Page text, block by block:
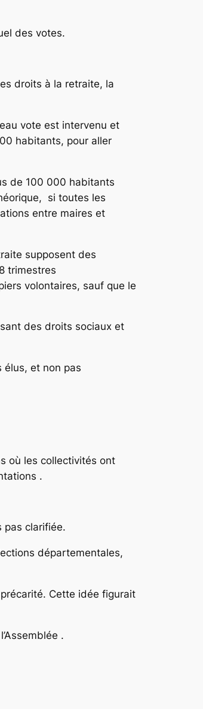
des votes.
droits à la retraite, la
vote est intervenu et
habitants, pour aller
de 100 000 habitants
si toutes les
entre maires et
supposent des
trimestres
volontaires, sauf que le
des droits sociaux et
élus, et non pas
où les collectivités ont
.
pas clarifiée.
départementales,
Cette idée figurait
.